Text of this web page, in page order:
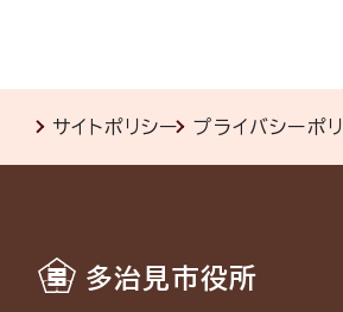
サイトポリシー プライバシーポ
多治見市役所